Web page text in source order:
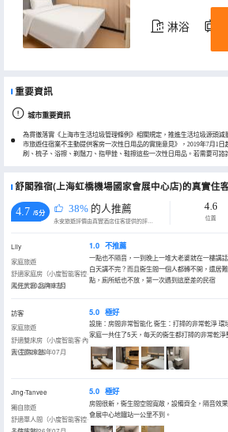
淋浴
重要資訊
城市重要資訊
為貫徹落實《上海市生活垃圾管理條例》相關規定，推進生活垃圾源頭
市旅遊住宿業不主動提供客房一次性日用品的實施意見》，2019年7月1
刷、梳子、浴擦、剃鬚刀、指甲銼、鞋擦這些一次性日用品。若需要可諮
舒閣雅宿(上海虹橋機場國家會展中心店)的真實住
4.7 /5分 38% 的人推薦
永安旅遊評價由真實酒店住客提供的評價。
4.6
位置
Lily
家庭旅遊
舒適家庭房（小度智能客控·
陽光大窗·品牌床墊）
入住於2026年07月
1.0 不推薦
一點也不隔音，一到晚上一堆大老婆就在一樓講
白天講不完？而且衞生間一個人都轉不開，還居
點，廁所紙也不放，第一次遇到這麼差的民宿
訪客
家庭旅遊
舒適雙床房（小度智能客·內
窗·品牌床墊）
入住於2026年07月
5.0 極好
設施：房間非常智能化 衞生：打掃的非常乾淨
家庭一共住了5天，每天的衞生都打掃的非常乾
Jing-Tanvee
獨自旅遊
舒適單人間（小度智能客控·
5.0 極好
房間很新，衞生間空間寬敞，設備齊全，隔音效
會展中心地鐵站一公里不到。